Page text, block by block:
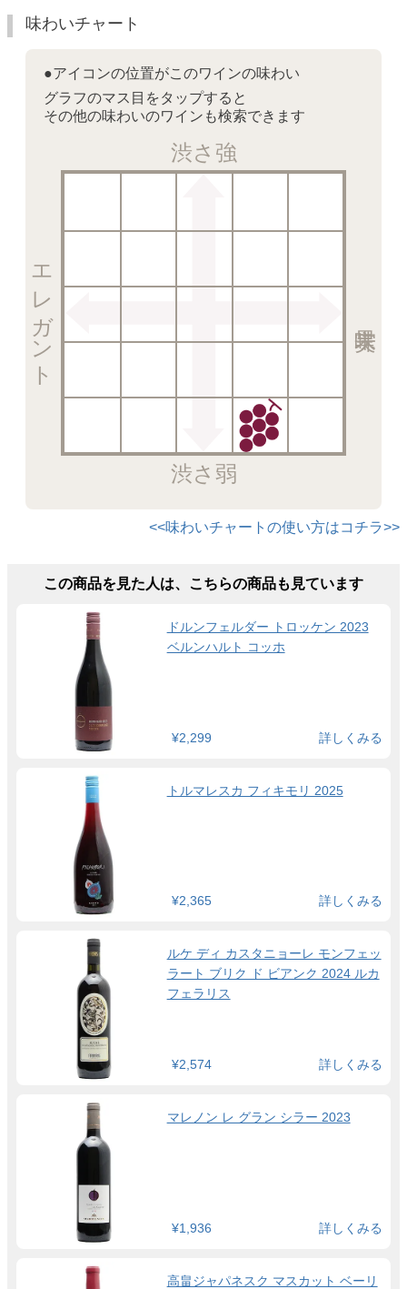
味わいチャート
●アイコンの位置がこのワインの味わい
グラフのマス目をタップすると
その他の味わいのワインも検索できます
渋さ強
渋さ弱
エレガント
<<味わいチャートの使い方はコチラ>>
この商品を見た人は、こちらの商品も見ています
ドルンフェルダー トロッケン 2023
ベルンハルト コッホ
¥2,299 詳しくみる
トルマレスカ フィキモリ 2025
¥2,365 詳しくみる
ルケ ディ カスタニョーレ モンフェッ
ラート ブリク ド ビアンク 2024 ルカ
フェラリス
¥2,574 詳しくみる
マレノン レ グラン シラー 2023
¥1,936 詳しくみる
高畠ジャパネスク マスカット ベーリ